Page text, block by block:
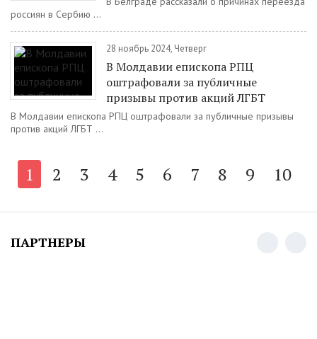
россиян в Сербию ...
28 ноябрь 2024, Четверг
В Молдавии епископа РПЦ
оштрафовали за публичные
призывы против акций ЛГБТ
В Молдавии епископа РПЦ оштрафовали за публичные призывы
против акций ЛГБТ ...
1 2 3 4 5 6 7 8 9 10
ПАРТНЕРЫ